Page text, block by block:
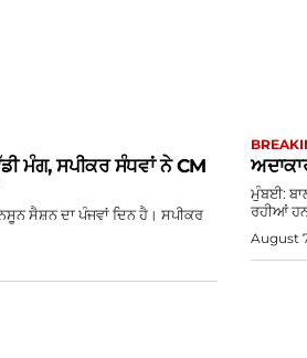
ਮੰਗ, ਸਪੀਕਰ ਸੰਧਵਾਂ ਨੇ CM
ਸੈਸ਼ਨ ਦਾ ਪੰਜਵਾਂ ਦਿਨ ਹੈ। ਸਪੀਕਰ
ਮੁੰਬਈ:
ਰਹੀਆਂ
August